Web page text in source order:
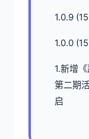
1.0.9
1.0.0
1.新增
第二期
启